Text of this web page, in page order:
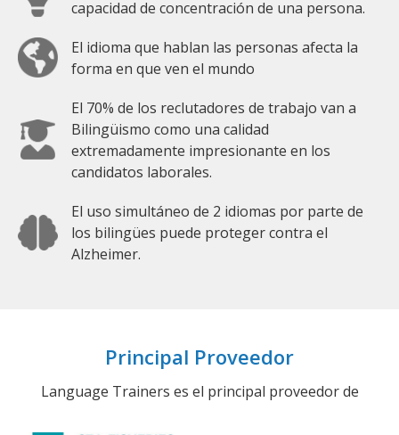
capacidad de concentración de una persona.
El idioma que hablan las personas afecta la
forma en que ven el mundo
El 70% de los reclutadores de trabajo van a
Bilingüismo como una calidad
extremadamente impresionante en los
candidatos laborales.
El uso simultáneo de 2 idiomas por parte de
los bilingües puede proteger contra el
Alzheimer.
Principal Proveedor
Language Trainers es el principal proveedor de